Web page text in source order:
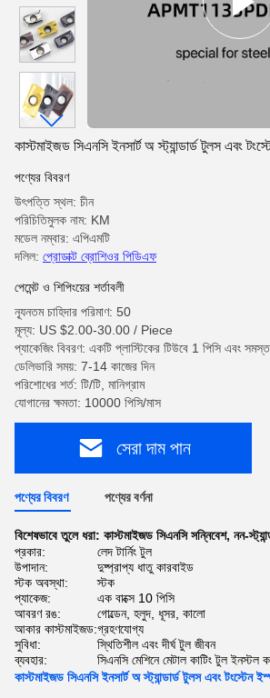
কাস্টমাইজড সিএনসি ইনসার্ট অ স্ট্যান্ডার্ড টুলস এবং
পণ্যের বিবরণ
উৎপত্তি স্থল: চীন
পরিচিতিমুলক নাম: KM
মডেল নম্বার: এপিএমটি
দলিল: প্রোডাক্ট ব্রোশিওর পিডিএফ
পেমেন্ট ও শিপিংয়ের শর্তাবলী
ন্যূনতম চাহিদার পরিমাণ: 50
মূল্য: US $2.00-30.00 / Piece
প্যাকেজিং বিবরণ: একটি প্লাস্টিকের টিউবে 1 পিসি এবং
ডেলিভারি সময়: 7-14 কাজের দিন
পরিশোধের শর্ত: টি/টি, মানিগ্রাম
যোগানের ক্ষমতা: 10000 পিসি/মাস
সেরা দাম পান
পণ্যের বিবরণ পণ্যের বর্ণনা
বিশেষভাবে তুলে ধরা: কাস্টমাইজড সিএনসি সন্নিবেশ, নন-
প্রকার:
লেদ টার্নিং টুল
উপাদান:
দুষ্প্রাপ্য ধাতু কারবাইড
স্টক অবস্থা:
স্টক
প্যাকেজ:
এক বাক্সে 10 পিসি
আবরণ রঙ:
গোল্ডেন, হলুদ, ধূসর, কালো
আকার কাস্টমাইজড:গ্রহণযোগ্য
সুবিধা:
স্থিতিশীল এবং দীর্ঘ টুল জীবন
ব্যবহার:
সিএনসি মেশিনে মেটাল কাটিং টুল ইনস্টল
কাস্টমাইজড সিএনসি ইনসার্ট অ স্ট্যান্ডার্ড টুলস এবং টংস্টেন